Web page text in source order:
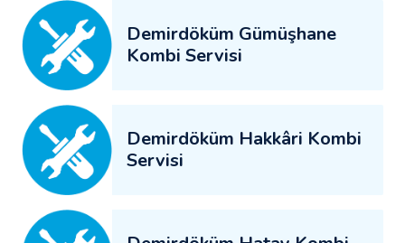
Demirdöküm Gümüşhane
Kombi Servisi
Demirdöküm Hakkâri Kombi
Servisi